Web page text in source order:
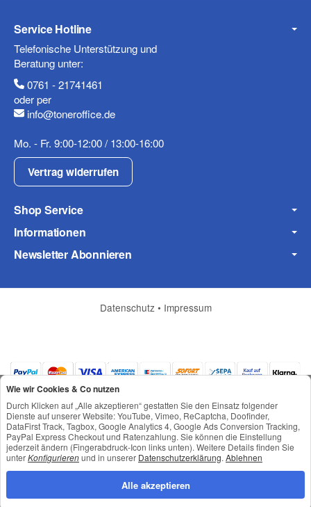
Frage zum Artikel
Ihre Frage
(* = Pflichtfelder)
Datenschutzerklärung
Frage abschicken
Service Hotline
Telefonische Unterstützung und
Beratung unter:
0761 - 21741461
oder per
info@toneroffice.de
Mo. - Fr. 9:00-12:00 / 13:00-16:00
Vertrag widerrufen
Shop Service
Informationen
Newsletter Abonnieren
Datenschutz • Impressum
*Alle Preise inkl. gesetzlicher USt., zzgl.Versand
© © Toneroffice.de
Powered by
JTL-Shop
Konzeption und Umsetzung durch
Wie wir Cookies & Co nutzen
Durch Klicken auf „Alle akzeptieren“ gestatten Sie den Einsatz folgender
Dienste auf unserer Website: YouTube, Vimeo, ReCaptcha, Doofinder,
DataFirst Track, Tagbox, Google Analytics 4, Google Ads Conversion Tracking,
PayPal Express Checkout und Ratenzahlung. Sie können die Einstellung
jederzeit ändern (Fingerabdruck-Icon links unten). Weitere Details finden Sie
unterKonfigurierenund in unserer Datenschutzerklärung. Ablehnen
Alle akzeptieren